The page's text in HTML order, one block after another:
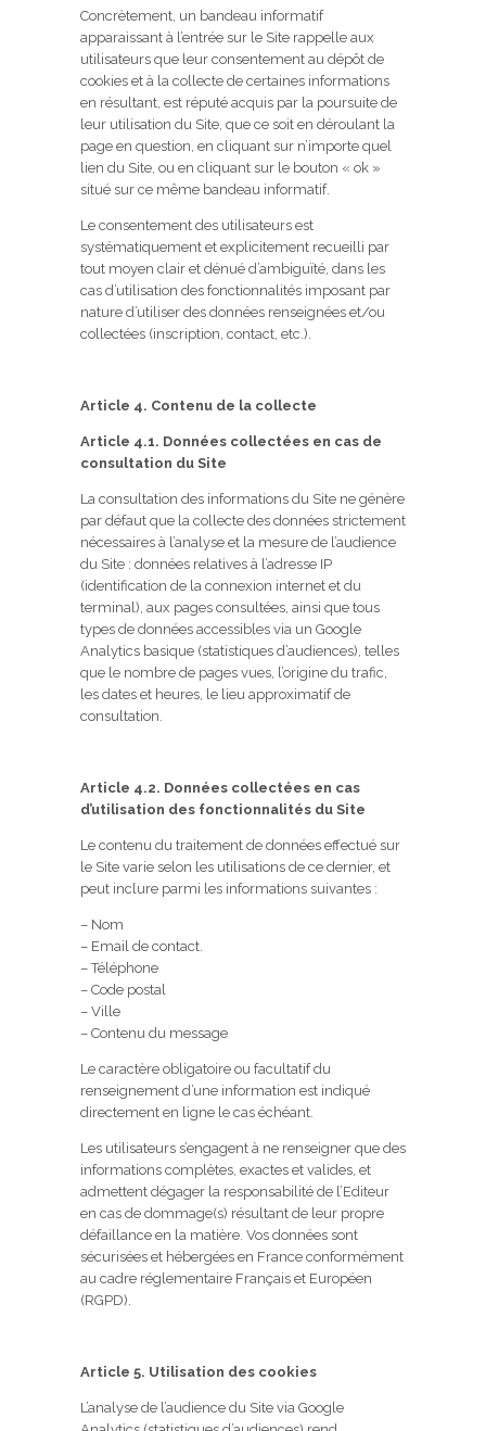
Concrètement, un bandeau informatif
apparaissant à l’entrée sur le Site rappelle aux
utilisateurs que leur consentement au dépôt de
cookies et à la collecte de certaines informations
en résultant, est réputé acquis par la poursuite de
leur utilisation du Site, que ce soit en déroulant la
page en question, en cliquant sur n’importe quel
lien du Site, ou en cliquant sur le bouton « ok »
situé sur ce même bandeau informatif.
Le consentement des utilisateurs est
systématiquement et explicitement recueilli par
tout moyen clair et dénué d’ambiguïté, dans les
cas d’utilisation des fonctionnalités imposant par
nature d’utiliser des données renseignées et/ou
collectées (inscription, contact, etc.).
Article 4. Contenu de la collecte
Article 4.1. Données collectées en cas de
consultation du Site
La consultation des informations du Site ne génère
par défaut que la collecte des données strictement
nécessaires à l’analyse et la mesure de l’audience
du Site : données relatives à l’adresse IP
(identification de la connexion internet et du
terminal), aux pages consultées, ainsi que tous
types de données accessibles via un Google
Analytics basique (statistiques d’audiences), telles
que le nombre de pages vues, l’origine du trafic,
les dates et heures, le lieu approximatif de
consultation.
Article 4.2. Données collectées en cas
d’utilisation des fonctionnalités du Site
Le contenu du traitement de données effectué sur
le Site varie selon les utilisations de ce dernier, et
peut inclure parmi les informations suivantes :
– Nom
– Email de contact.
– Téléphone
– Code postal
– Ville
– Contenu du message
Le caractère obligatoire ou facultatif du
renseignement d’une information est indiqué
directement en ligne le cas échéant.
Les utilisateurs s’engagent à ne renseigner que des
informations complètes, exactes et valides, et
admettent dégager la responsabilité de l’Editeur
en cas de dommage(s) résultant de leur propre
défaillance en la matière. Vos données sont
sécurisées et hébergées en France conformément
au cadre réglementaire Français et Européen
(RGPD).
Article 5. Utilisation des cookies
L’analyse de l’audience du Site via Google